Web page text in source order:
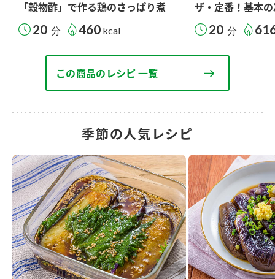
「穀物酢」で作る鶏のさっぱり煮
20 分 460 kcal
ザ・定番！基本
20 分
この商品のレシピ 一覧
季節の人気レシピ